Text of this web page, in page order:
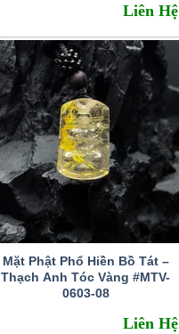
Liên Hệ
Mặt Phật Phổ Hiền Bồ Tát –
Thạch Anh Tóc Vàng #MTV-
0603-08
Liên Hệ